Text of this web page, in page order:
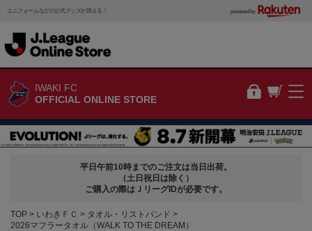
ユニフォームなどの公式グッズが買える！ powered by
IWAKI FC
OFFICIAL ONLINE STORE
平日午前10時までのご注文は当日出荷。
（土日祝日は除く）
ご購入の際はＪリーグIDが必要です。
TOP いわきＦＣ
タオル・リストバンド
2026マフラータオル（WALK TO THE DREAM）